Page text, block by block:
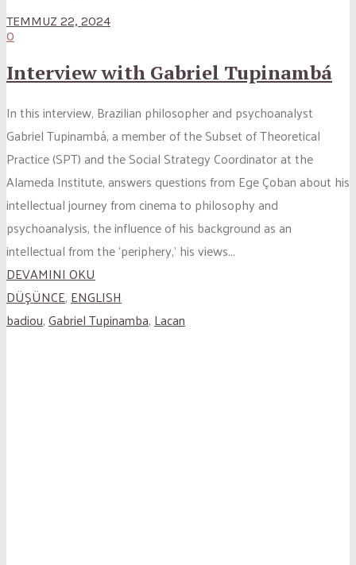
TEMMUZ 22, 2024
0
Interview with Gabriel Tupinambá
In this interview, Brazilian philosopher and psychoanalyst
Gabriel Tupinambá, a member of the Subset of Theoretical
Practice (SPT) and the Social Strategy Coordinator at the
Alameda Institute, answers questions from Ege Çoban about his
intellectual journey from cinema to philosophy and
psychoanalysis, the influence of his background as an
intellectual from the ‘periphery,’ his views...
DEVAMINI OKU
DÜŞÜNCE, ENGLISH
badiou,Gabriel Tupinamba, Lacan